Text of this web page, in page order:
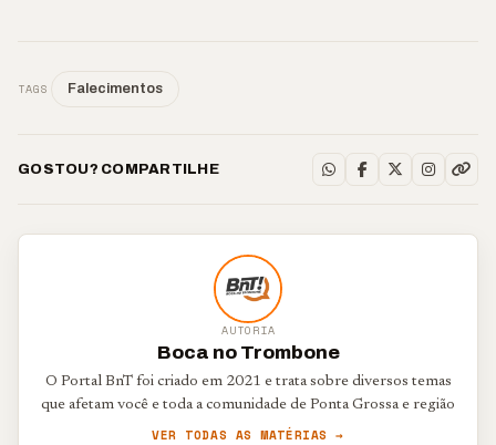
TAGS Falecimentos
GOSTOU? COMPARTILHE
AUTORIA
Boca no Trombone
O Portal BnT foi criado em 2021 e trata sobre diversos temas
que afetam você e toda a comunidade de Ponta Grossa e região
VER TODAS AS MATÉRIAS →